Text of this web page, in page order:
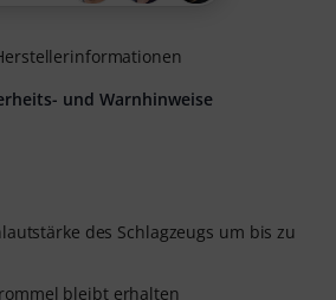
des Schlagzeugs um bis zu
bleibt erhalten
und Warnhinweise